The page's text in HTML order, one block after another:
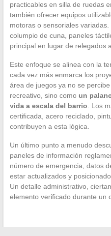
practicables en silla de ruedas
también ofrecer equipos
motoras o sensoriales
columpio de cuna, paneles
principal en lugar de relegados
Este enfoque se alinea con la
cada vez más enmarca los
área de juegos ya no se
recreativo, sino como un
vida a escala del barrio. Los
certificada, acero reciclado,
contribuyen a esta lógica.
Un último punto a menudo
paneles de información
número de emergencia, datos
estar actualizados y
Un detalle administrativo,
elemento verificado durante un